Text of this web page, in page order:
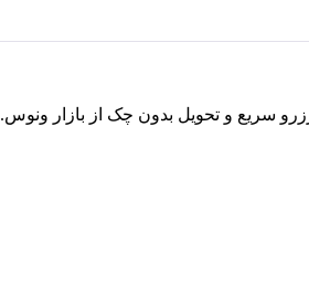
سریع و تحویل بدون چک از بازار ونوس.